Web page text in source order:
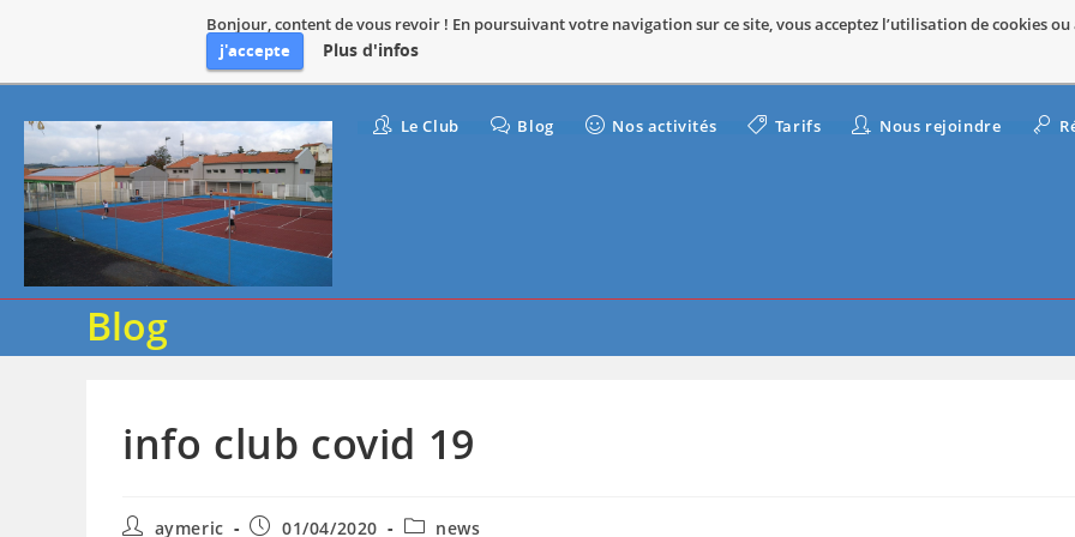
Bonjour, content de vous revoir ! En poursuivant votre navigation sur ce site, vous acceptez l’utilisation de cookies
j'accepte
Plus d'infos
content
Le Club Blog Nos activités Tarifs Nous rejoindre
Blog
info club covid 19
Auteur/autrice
aymeric
Publication
01/04/2020
Postnews